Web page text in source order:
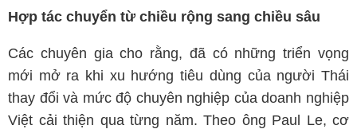
Hợp tác chuyển từ chiều rộng sang chiều sâu
Các chuyên gia cho rằng, đã có những triển vọng
mới mở ra khi xu hướng tiêu dùng của người Thái
thay đổi và mức độ chuyên nghiệp của doanh nghiệp
Việt cải thiện qua từng năm. Theo ông Paul Le, cơ